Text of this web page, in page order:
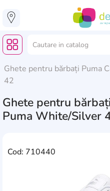
Ghete pentru bărbați Puma
42
Ghete pentru
Puma White/Silver
Cod: 710440